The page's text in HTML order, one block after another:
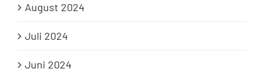
August 2024
Juli 2024
Juni 2024